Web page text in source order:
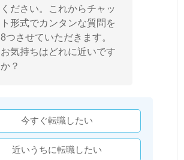
ください。これからチャッ
ト形式でカンタンな質問を
8つさせていただきます。
お気持ちはどれに近いです
か？
今すぐ転職したい
近いうちに転職したい